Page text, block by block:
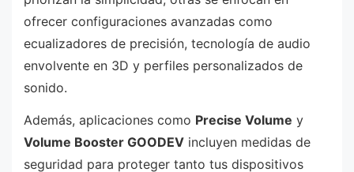
ofrecer configuraciones avanzadas como
ecualizadores de precisión, tecnología de audio
envolvente en 3D y perfiles personalizados de
sonido.
Además, aplicaciones como Precise Volume y
Volume Booster GOODEV incluyen medidas de
seguridad para proteger tanto tus dispositivos